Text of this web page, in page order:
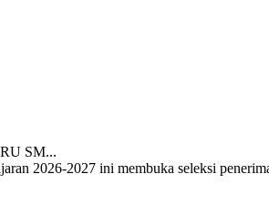
SM...
2026-2027 ini membuka seleksi